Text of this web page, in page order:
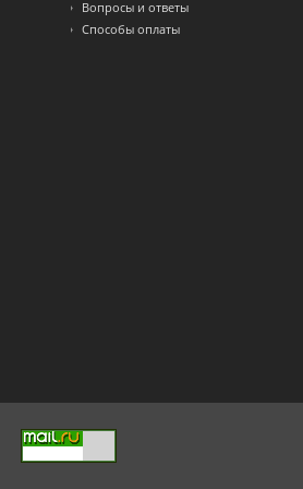
Вопросы и ответы
Способы оплаты